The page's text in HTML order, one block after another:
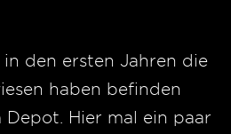
den ersten Jahren die
haben befinden
Hier mal ein paar